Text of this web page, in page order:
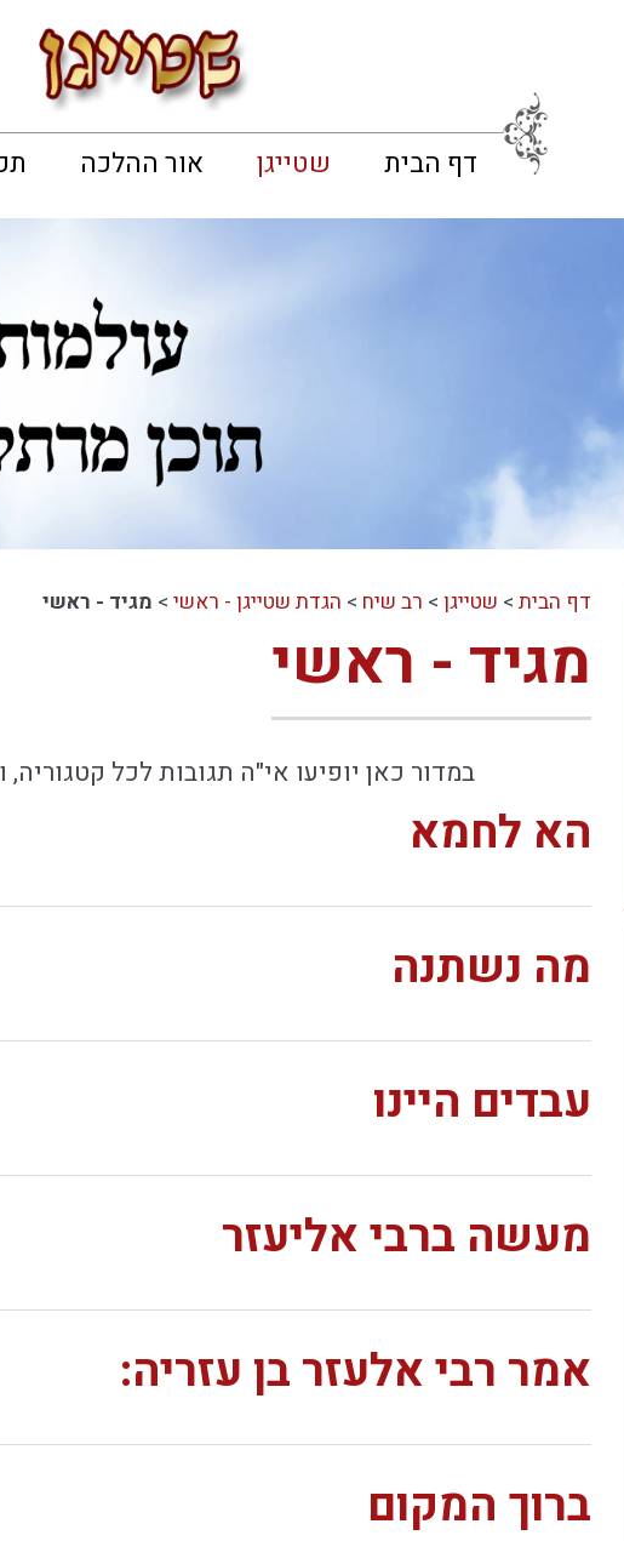
דף הבית שטייגן אור ההלכה
דף הבית> שטייגן> רב שיח > הגדת שטייגן - ראשי> מגיד - ראשי
מגיד - ראשי
במדור כאן יופיעו אי"ה תגובות לכל
הא לחמא
מה נשתנה
עבדים היינו
מעשה ברבי אליעזר
אמר רבי אלעזר בן עזריה:
ברוך המקום